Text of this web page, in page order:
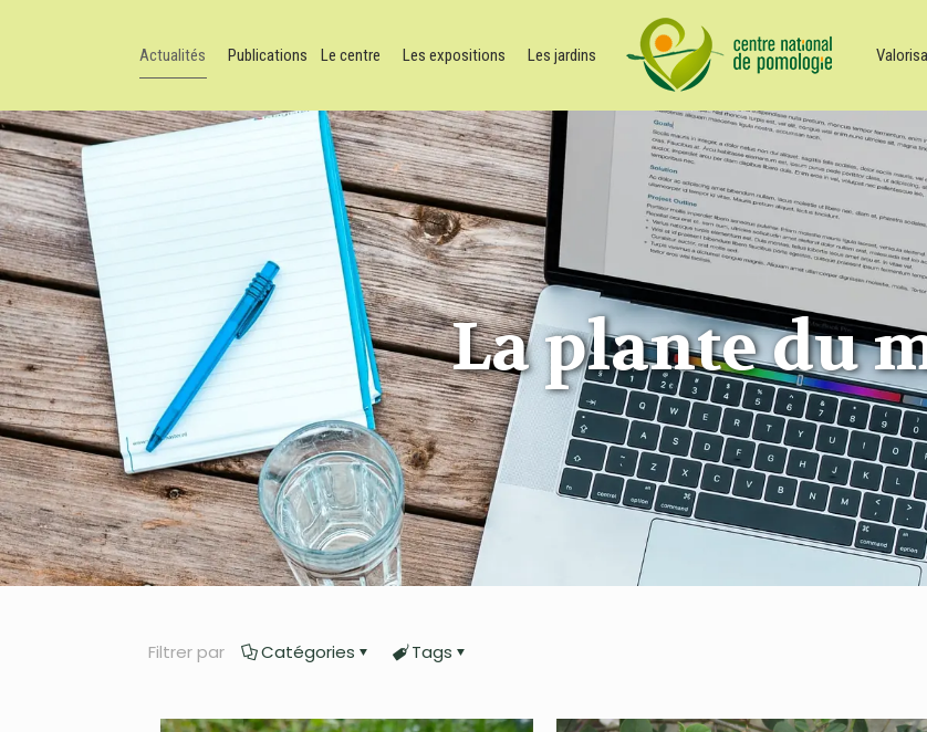
Actualités Publications Le centre Les expositions Les jardins
La plante du
Filtrer par Catégories Tags